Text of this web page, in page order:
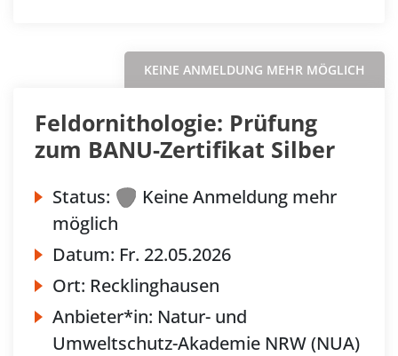
KEINE ANMELDUNG MEHR MÖGLICH
Feldornithologie: Prüfung
zum BANU-Zertifikat Silber
Status:
Keine Anmeldung mehr
möglich
Datum: Fr. 22.05.2026
Ort: Recklinghausen
Anbieter*in: Natur- und
Umweltschutz-Akademie NRW (NUA)